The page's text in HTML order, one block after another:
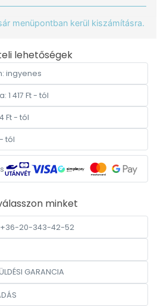
menüpontban kerül kiszámításra.
lehetőségek
ingyenes
417 Ft - tól
Ft - tól
tól
minket
+36-20-343-42-52
GARANCIA